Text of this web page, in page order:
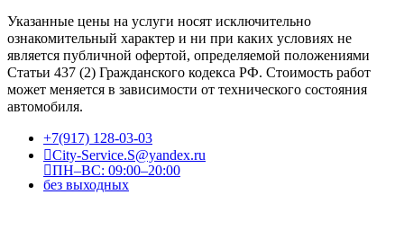
Указанные цены на услуги носят исключительно
ознакомительный характер и ни при каких условиях не
является публичной офертой, определяемой положениями
Статьи 437 (2) Гражданского кодекса РФ. Стоимость работ
может меняется в зависимости от технического состояния
автомобиля.
+7(917) 128-03-03
City-Service.S@yandex.ru
ПН–ВС: 09:00–20:00
без выходных